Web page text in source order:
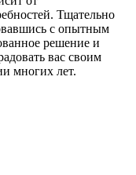
Тщательно
с опытным
решение и
вас своим
многих лет.